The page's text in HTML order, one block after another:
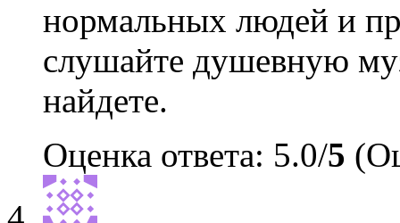
нормальных людей и
слушайте душевную
найдете.
Оценка ответа: 5.0/5